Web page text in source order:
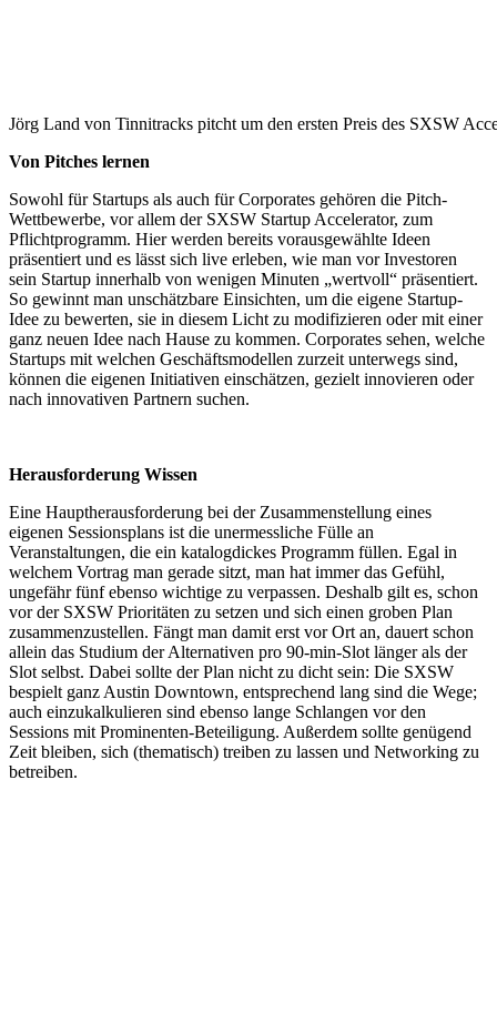
Jörg Land von Tinnitracks pitcht um den ersten Preis des SXSW
Von Pitches lernen
Sowohl für Startups als auch für Corporates gehören die Pitch-
Wettbewerbe, vor allem der SXSW Startup Accelerator, zum
Pflichtprogramm. Hier werden bereits vorausgewählte Ideen
präsentiert und es lässt sich live erleben, wie man vor Investoren
sein Startup innerhalb von wenigen Minuten „wertvoll“ präsentiert.
So gewinnt man unschätzbare Einsichten, um die eigene Startup-
Idee zu bewerten, sie in diesem Licht zu modifizieren oder mit einer
ganz neuen Idee nach Hause zu kommen. Corporates sehen, welche
Startups mit welchen Geschäftsmodellen zurzeit unterwegs sind,
können die eigenen Initiativen einschätzen, gezielt innovieren oder
nach innovativen Partnern suchen.
Herausforderung Wissen
Eine Hauptherausforderung bei der Zusammenstellung eines
eigenen Sessionsplans ist die unermessliche Fülle an
Veranstaltungen, die ein katalogdickes Programm füllen. Egal in
welchem Vortrag man gerade sitzt, man hat immer das Gefühl,
ungefähr fünf ebenso wichtige zu verpassen. Deshalb gilt es, schon
vor der SXSW Prioritäten zu setzen und sich einen groben Plan
zusammenzustellen. Fängt man damit erst vor Ort an, dauert schon
allein das Studium der Alternativen pro 90-min-Slot länger als der
Slot selbst. Dabei sollte der Plan nicht zu dicht sein: Die SXSW
bespielt ganz Austin Downtown, entsprechend lang sind die Wege;
auch einzukalkulieren sind ebenso lange Schlangen vor den
Sessions mit Prominenten-Beteiligung. Außerdem sollte genügend
Zeit bleiben, sich (thematisch) treiben zu lassen und Networking zu
betreiben.